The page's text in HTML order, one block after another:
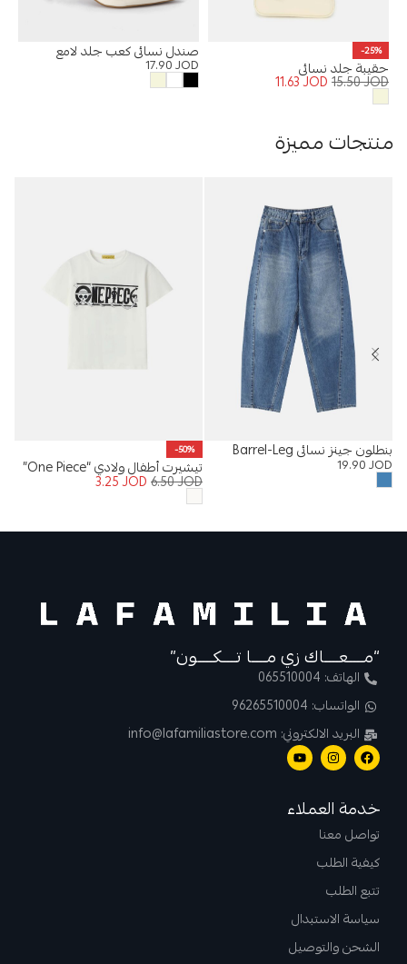
-25%
حقيبة جلد نسائي
15.50JOD
11.63JOD
صندل نسائي كعب جلد لامع
17.90JOD
منتجات مميزة
بنطلون جينز نسائي Barrel-Leg
19.90JOD
-50%
تيشيرت أطفال ولادي “One Piece”
6.50JOD
3.25JOD
“مــــعــــاك زي مــــا تــــكــــون”
الهاتف: 065510004
الواتساب: 96265510004
البريد الالكتروني: info@lafamiliastore.com
خدمة العملاء
تواصل معنا
كيفية الطلب
تتبع الطلب
سياسة الاستبدال
الشحن والتوصيل